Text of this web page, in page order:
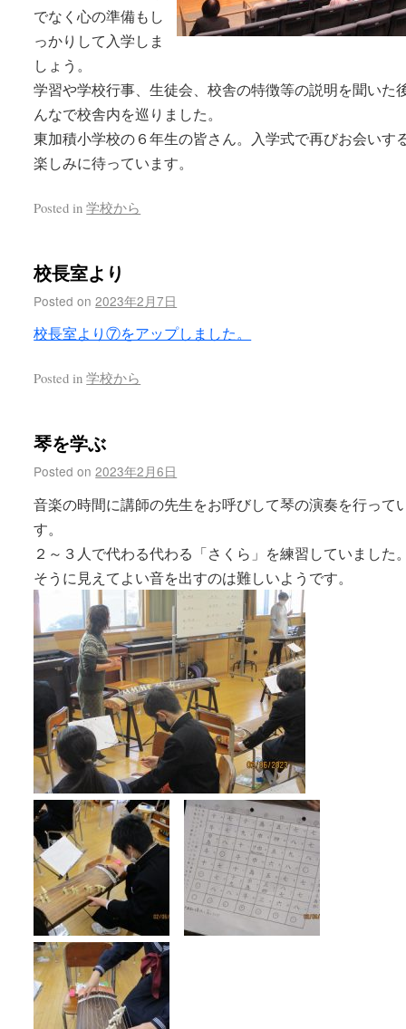
でなく心の準備もし
っかりして入学しま
しょう。
学習や学校行事、生徒会、校舎の特徴等の説明を聞いた
んなで校舎内を巡りました。
東加積小学校の６年生の皆さん。入学式で再びお会いす
楽しみに待っています。
Posted in 学校から
校長室より
Posted on 2023年2月7日
校長室より⑦をアップしました。
Posted in 学校から
琴を学ぶ
Posted on 2023年2月6日
音楽の時間に講師の先生をお呼びして琴の演奏を行って
す。
２～３人で代わる代わる「さくら」を練習していました
そうに見えてよい音を出すのは難しいようです。